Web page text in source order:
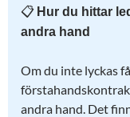
📋 Hur du hittar
andra hand
Om du inte lyckas
andra hand. Det